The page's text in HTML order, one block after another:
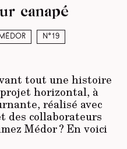
N°19
canapé
tout une histoire
horizontal, à
réalisé avec
des collaborateurs
Médor ? En voici